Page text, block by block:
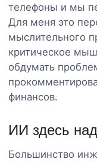
телефоны и мы
Для меня это
мыслительного
критическое
обдумать
финансов.
ИИ здесь
Большинство